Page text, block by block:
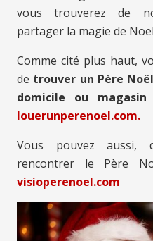
vous trouverez de
partager la magie de
Comme cité plus haut,
de trouver un Père
domicile ou magasin
louerunperenoel.com.
Vous pouvez aussi,
rencontrer le Père
visioperenoel.com